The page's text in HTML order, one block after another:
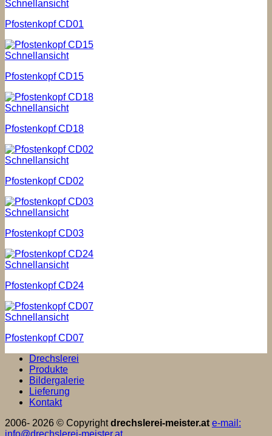
Schnellansicht
Pfostenkopf CD01
Schnellansicht
Pfostenkopf CD15
Schnellansicht
Pfostenkopf CD18
Schnellansicht
Pfostenkopf CD02
Schnellansicht
Pfostenkopf CD03
Schnellansicht
Pfostenkopf CD24
Schnellansicht
Pfostenkopf CD07
Drechslerei
Produkte
Bildergalerie
Lieferung
Kontakt
2006- 2026 © Copyrightdrechslerei-meister.at e-mail: